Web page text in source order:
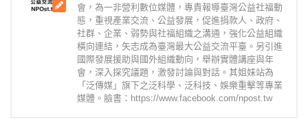
會，為一非營利數位媒體，專責報導臺灣公益社福動
態，重視產業交流、公益發展，促進捐款人、政府、
社群、企業、弱勢與社福組織之溝通，強化公益組織
橫向連結，矢志成為臺灣最大公益交流平臺。另引進
國際發展援助與國外組織動向，舉辦實體講座與年
會，深入探究議題，激發討論與對話。其姐妹站為
「泛傳媒」旗下之泛科學、泛科技、娛樂重擊等專業
媒體。臉書：https://www.facebook.com/npost.tw